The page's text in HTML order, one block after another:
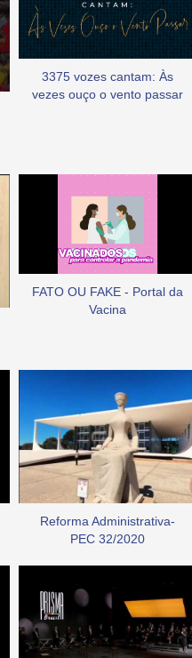
3375 vozes cantam: Às
vezes ouço o vento passar
FATO OU FAKE - Portal da
Vacina
Reforma Administrativa-
PEC 32/2020